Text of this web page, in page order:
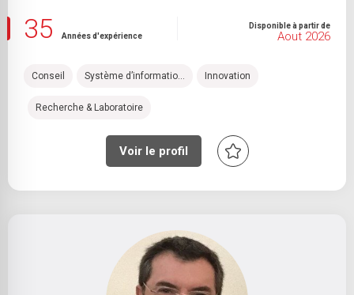
35 Années d'expérience
Disponible à partir de
Aout 2026
Conseil Système d’informatio... Innovation
Recherche & Laboratoire
Voir le profil